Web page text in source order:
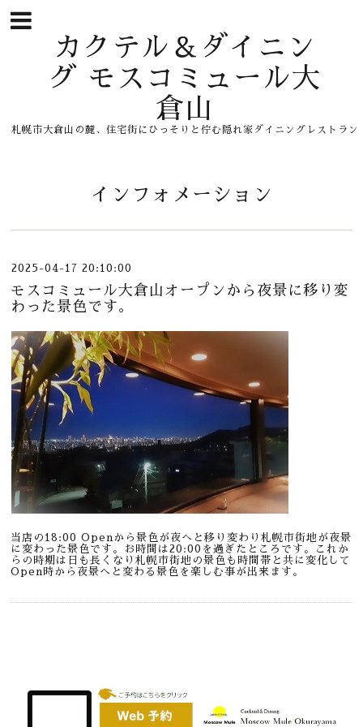
カクテル＆ダイニン
グ モスコミュール大
倉山
札幌市大倉山の麓、住宅街にひっそりと佇む隠れ家ダイニングレストラン
インフォメーション
2025-04-17 20:10:00
モスコミュール大倉山オープンから夜景に移り変
わった景色です。
当店の18:00 Openから景色が夜へと移り変わり札幌市街地が夜景
に変わった景色です。お時間は20:00を過ぎたところです。これか
らの時期は日も長くなり札幌市街地の景色も時間帯と共に変化して
Open時から夜景へと変わる景色を楽しむ事が出来ます。